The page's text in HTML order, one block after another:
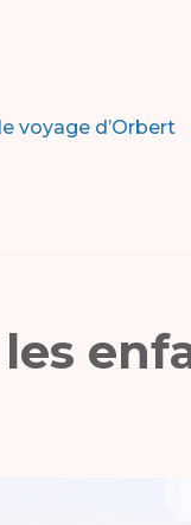
voyage d’Orbert